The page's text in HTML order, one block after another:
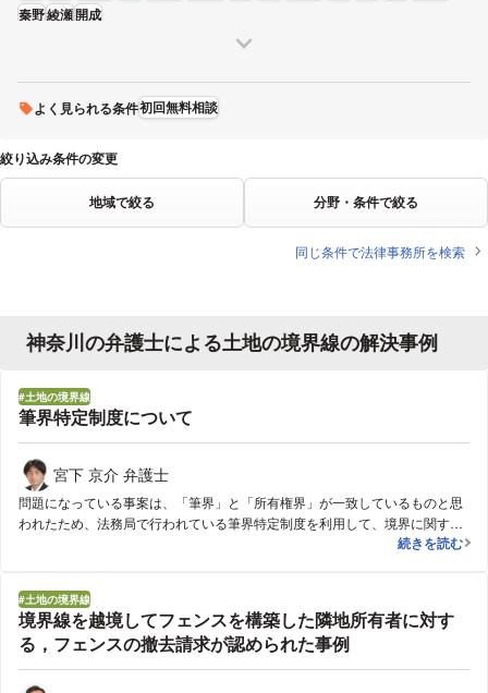
秦野綾瀬開成
よく見られる条件初回無料相談
絞り込み条件の変更
地域で絞る 分野・条件で絞る
同じ条件で法律事務所を検索
神奈川の弁護士による土地の境界線の解決事例
土地の境界線
筆界特定制度について
宮下 京介 弁護士
問題になっている事案は、「筆界」と「所有権界」が一致しているものと思
われたため、法務局で行われている筆界特定制度を利用して、境界に関する
筆界特定制度
続きを読む
土地の境界線
境界線を越境してフェンスを構築した隣地所有者に対す
る，フェンスの撤去請求が認められた事例